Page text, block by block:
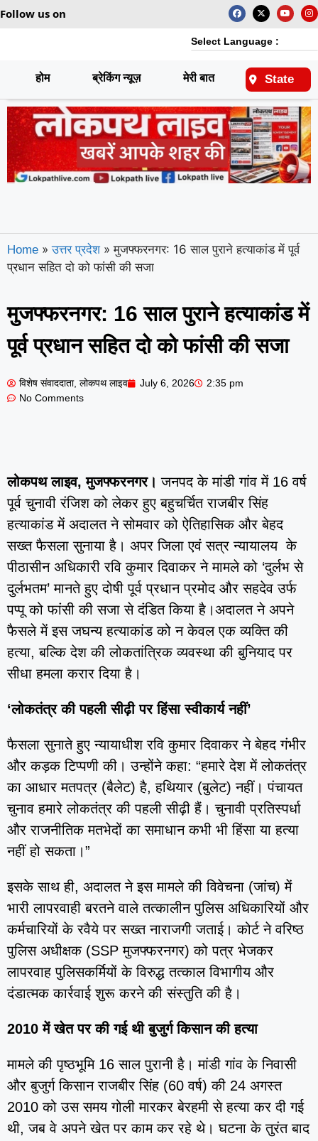
Follow us on
Select Language :
होम ब्रेकिंग न्यूज़ मेरी बात राष्ट्रीय
State
Home » उत्तर प्रदेश » मुजफ्फरनगर: 16 साल पुराने हत्याकांड में पूर्व
प्रधान सहित दो को फांसी की सजा
मुजफ्फरनगर: 16 साल पुराने हत्याकांड में
पूर्व प्रधान सहित दो को फांसी की सजा
विशेष संवाददाता, लोकपथ लाइव July 6, 2026
2:35 pm
No Comments
लोकपथ लाइव, मुजफ्फरनगर। जनपद के मांडी गांव में 16 वर्ष
पूर्व चुनावी रंजिश को लेकर हुए बहुचर्चित राजबीर सिंह
हत्याकांड में अदालत ने सोमवार को ऐतिहासिक और बेहद
सख्त फैसला सुनाया है। अपर जिला एवं सत्र न्यायालय के
पीठासीन अधिकारी रवि कुमार दिवाकर ने मामले को ‘दुर्लभ से
दुर्लभतम’ मानते हुए दोषी पूर्व प्रधान प्रमोद और सहदेव उर्फ
पप्पू को फांसी की सजा से दंडित किया है।अदालत ने अपने
फैसले में इस जघन्य हत्याकांड को न केवल एक व्यक्ति की
हत्या, बल्कि देश की लोकतांत्रिक व्यवस्था की बुनियाद पर
सीधा हमला करार दिया है।
‘लोकतंत्र की पहली सीढ़ी पर हिंसा स्वीकार्य नहीं’
फैसला सुनाते हुए न्यायाधीश रवि कुमार दिवाकर ने बेहद गंभीर
और कड़क टिप्पणी की। उन्होंने कहा: “हमारे देश में लोकतंत्र
का आधार मतपत्र (बैलेट) है, हथियार (बुलेट) नहीं। पंचायत
चुनाव हमारे लोकतंत्र की पहली सीढ़ी हैं। चुनावी प्रतिस्पर्धा
और राजनीतिक मतभेदों का समाधान कभी भी हिंसा या हत्या
नहीं हो सकता।”
इसके साथ ही, अदालत ने इस मामले की विवेचना (जांच) में
भारी लापरवाही बरतने वाले तत्कालीन पुलिस अधिकारियों और
कर्मचारियों के रवैये पर सख्त नाराजगी जताई। कोर्ट ने वरिष्ठ
पुलिस अधीक्षक (SSP मुजफ्फरनगर) को पत्र भेजकर
लापरवाह पुलिसकर्मियों के विरुद्ध तत्काल विभागीय और
दंडात्मक कार्रवाई शुरू करने की संस्तुति की है।
2010 में खेत पर की गई थी बुजुर्ग किसान की हत्या
मामले की पृष्ठभूमि 16 साल पुरानी है। मांडी गांव के निवासी
और बुजुर्ग किसान राजबीर सिंह (60 वर्ष) की 24 अगस्त
2010 को उस समय गोली मारकर बेरहमी से हत्या कर दी गई
थी, जब वे अपने खेत पर काम कर रहे थे। घटना के तुरंत बाद